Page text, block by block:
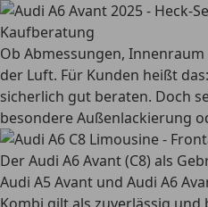
Kaufberatung
Ob Abmessungen,
der Luft. Für Kunden heißt
sicherlich gut beraten. Doch
besondere Außenlackierung
Der Audi A6 Avant (C8) als
Audi A5 Avant und Audi A6